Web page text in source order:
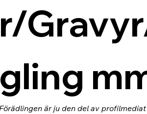
är ju den del av profilmediat